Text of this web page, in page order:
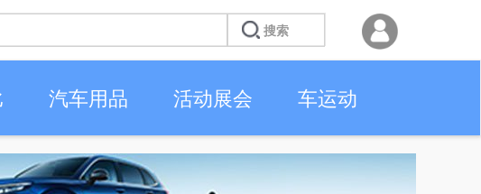
汽车用品 活动展会 车运动